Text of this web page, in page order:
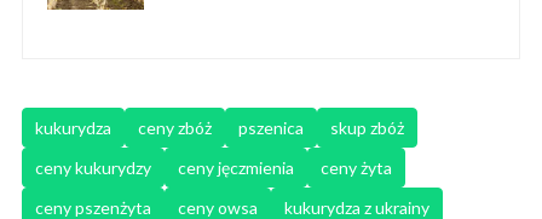
kukurydza ceny zbóż pszenica
skup zbóż
ceny kukurydzy
ceny jęczmienia
ceny żyta
ceny pszenżyta
ceny owsa kukurydza z ukrainy